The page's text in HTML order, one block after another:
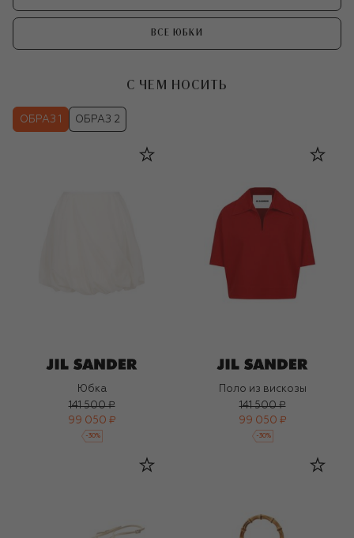
ВСЕ ЮБКИ
С ЧЕМ НОСИТЬ
ОБРАЗ 1 ОБРАЗ 2
Юбка
141 500 ₽
99 050 ₽
-30%
Поло из вискозы
141 500 ₽
99 050 ₽
-30%